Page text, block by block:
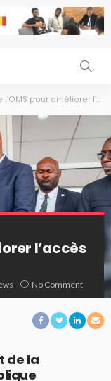
pour améliorer l’accès à la vaccination
l’accès
No Comment
de la